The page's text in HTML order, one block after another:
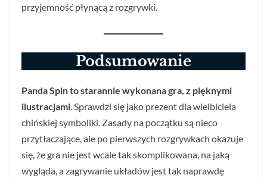
przyjemność płynącą z rozgrywki.
Podsumowanie
Panda Spin to starannie wykonana gra, z pięknymi
ilustracjami . Sprawdzi się jako prezent dla wielbiciela
chińskiej symboliki. Zasady na początku są nieco
przytłaczające, ale po pierwszych rozgrywkach okazuje
się, że gra nie jest wcale tak skomplikowana, na jaką
wygląda, a zagrywanie układów jest tak naprawdę